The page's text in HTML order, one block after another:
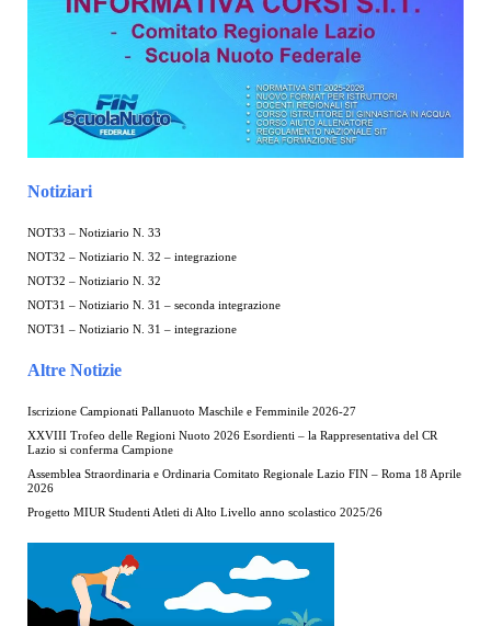
Notiziari
NOT33 – Notiziario N. 33
NOT32 – Notiziario N. 32 – integrazione
NOT32 – Notiziario N. 32
NOT31 – Notiziario N. 31 – seconda integrazione
NOT31 – Notiziario N. 31 – integrazione
Altre Notizie
Iscrizione Campionati Pallanuoto Maschile e Femminile 2026-27
XXVIII Trofeo delle Regioni Nuoto 2026 Esordienti – la Rappresentativa del CR
Lazio si conferma Campione
Assemblea Straordinaria e Ordinaria Comitato Regionale Lazio FIN – Roma 18 Aprile
2026
Progetto MIUR Studenti Atleti di Alto Livello anno scolastico 2025/26